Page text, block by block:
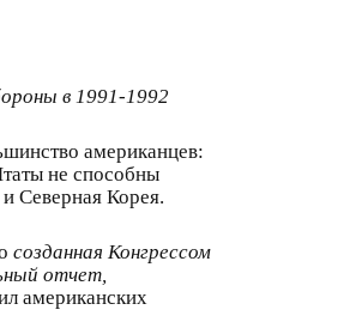
в 1991-1992
американцев:
не способны
Северная Корея.
созданная Конгрессом
отчет,
американских